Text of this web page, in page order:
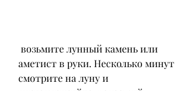
аметист в руки. Несколько минут
смотрите на луну и